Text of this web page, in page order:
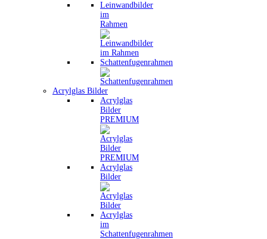
Leinwandbilder
im
Rahmen
Schattenfugenrahmen
Acrylglas Bilder
Acrylglas
Bilder
PREMIUM
Acrylglas
Bilder
Acrylglas
im
Schattenfugenrahmen